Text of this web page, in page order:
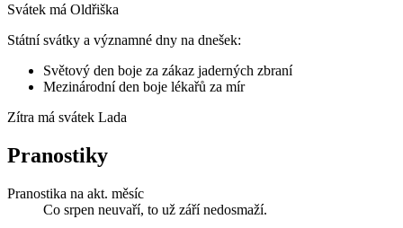
Svátek má Oldřiška
Státní svátky a významné dny na dnešek:
Světový den boje za zákaz jaderných zbraní
Mezinárodní den boje lékařů za mír
Zítra má svátek Lada
Pranostiky
Pranostika na akt. měsíc
Co srpen neuvaří, to už září nedosmaží.